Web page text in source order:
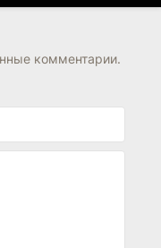
комментарии.